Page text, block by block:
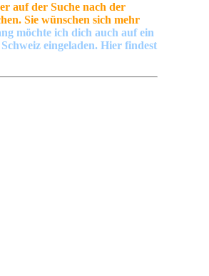
auf der Suche nach der
Sie wünschen sich mehr
möchte ich dich auch auf ein
eingeladen. Hier findest